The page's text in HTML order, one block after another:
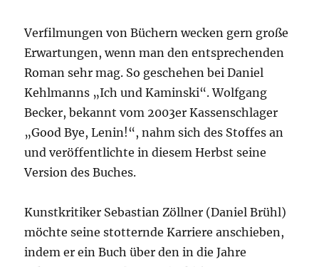
Verfilmungen von Büchern wecken gern große
Erwartungen, wenn man den entsprechenden
Roman sehr mag. So geschehen bei Daniel
Kehlmanns „Ich und Kaminski“. Wolfgang
Becker, bekannt vom 2003er Kassenschlager
„Good Bye, Lenin!“, nahm sich des Stoffes an
und veröffentlichte in diesem Herbst seine
Version des Buches.
Kunstkritiker Sebastian Zöllner (Daniel Brühl)
möchte seine stotternde Karriere anschieben,
indem er ein Buch über den in die Jahre